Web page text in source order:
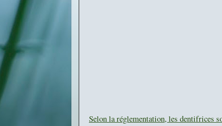
Selon la réglementation, les dentifrices